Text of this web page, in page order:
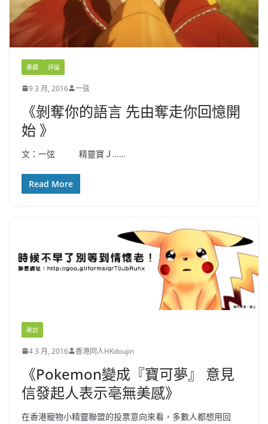
專欄 評論
9 3 月, 2016 一弦
《剝奪你的語言 先由奪走你回憶開
始 》
文：一弦 精靈寶Ｊ……
Read More
專訪
4 3 月, 2016 香港同人HKdoujin
《Pokemon變成『寶可夢』 意見
信發起人表示亳無美感》
在香港寵物小精靈聯盟的投票意向來看，多數人都想用回